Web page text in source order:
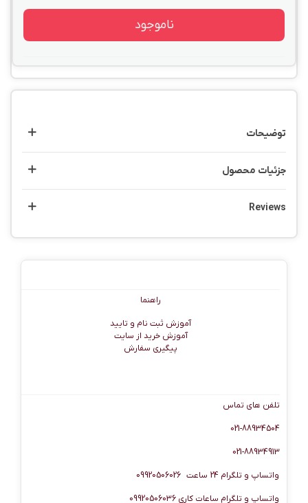
ناموجود
توضیحات
جزئیات محصول
Reviews
راهنما
آموزش ثبت نام و تایید
آموزش خرید از سایت
پیگیری سفارش
تلفن های تماس
021-88934504
021-88934913
واتساپ و تلگرام 24 ساعت 09920506026
واتساپ و تلگرام ساعات کاری 09920506036